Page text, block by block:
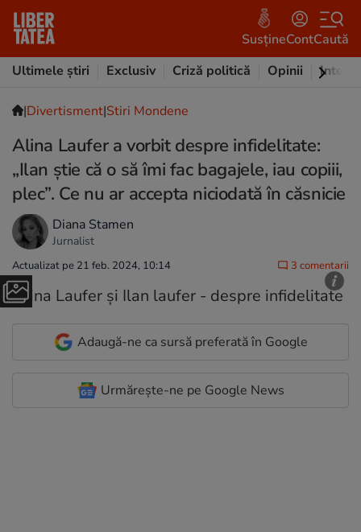
SusțineContCaută
Ultimele știri
Exclusiv Criză politică Opinii
|Divertisment|Stiri Mondene
Alina Laufer a vorbit despre infidelitate:
„Ilan știe că o să îmi fac bagajele, iau copiii,
plec”. Ce nu ar accepta niciodată în căsnicie
Diana Stamen
Jurnalist
Actualizat pe 21 feb. 2024, 10:14 3 comentarii
Adaugă-ne ca sursă preferată în Google
Urmărește-ne pe Google News